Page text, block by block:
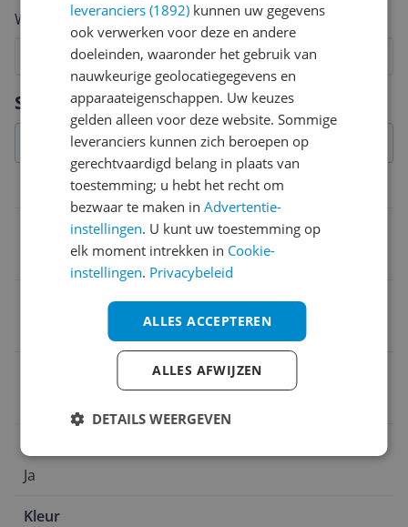
Specificaties
Belangrijkste kenmerken
Aantal speakers
Ja
Kleur
Welk cijfer geef jij dit product?
8
7
6
5
4
3
2
Vraag 1 van 4
leveranciers (1892) kunnen uw gegevens
ook verwerken voor deze en andere
doeleinden, waaronder het gebruik van
nauwkeurige geolocatiegegevens en
apparaateigenschappen. Uw keuzes
gelden alleen voor deze website. Sommige
leveranciers kunnen zich beroepen op
gerechtvaardigd belang in plaats van
toestemming; u hebt het recht om
bezwaar te maken inAdvertentie-
instellingen. U kunt uw toestemming op
elk moment intrekken in Cookie-
instellingen. Privacybeleid
ALLES ACCEPTEREN
ALLES AFWIJZEN
DETAILS WEERGEVEN